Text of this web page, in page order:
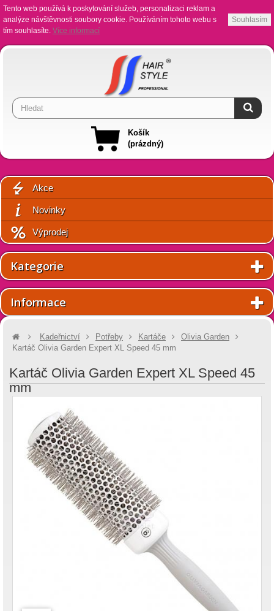
Tento web používá k poskytování služeb, personalizaci reklam a
analýze návštěvnosti soubory cookie. Používáním tohoto webu s
tím souhlasíte. Více informací
Souhlasím
Košík
(prázdný)
Akce
Novinky
Výprodej
Kategorie
Informace
Kadeřnictví Potřeby Kartáče
Olivia Garden
Kartáč Olivia Garden Expert XL Speed 45 mm
Kartáč Olivia Garden Expert XL Speed 45
mm